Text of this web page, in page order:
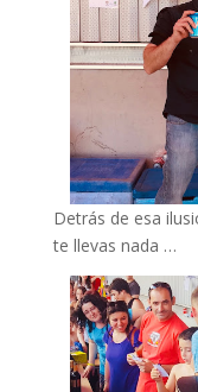
Detrás de esa
te llevas nada …